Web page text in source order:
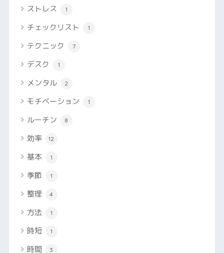
ストレス 1
チェックリスト 1
テクニック 7
デスク 1
メンタル 2
モチベーション 1
ルーチン 8
効率 12
基本 1
季節 1
整理 4
方法 1
時短 1
時間 3